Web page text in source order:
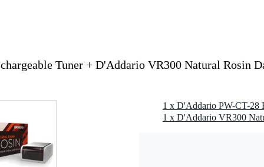
(câble USB inclus)
du violoncelle et de la contrebasse
un angle de vue parfait
à 450Hz
Tuner + D'Addario VR300 Natural Rosin